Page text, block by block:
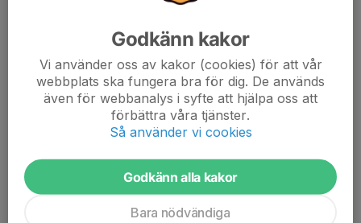
800 kr för F10-F12
1500 kr för F13-senior
Att betala: 600:-, 800:-, 1200:- eller 1900:-
"Maxtaxa träningsavgift" för familj 2500 kr (OBS!
Medlemsavgifter tillkommer).
Alla aktiva betalar alltså både medlems- och träningsavgift.
Faktura skickas efter att man skickat in sin anmälan och blivit
registrerad på Svenskalag. Bankgiro 284-5055
(medlemsavgift+träningsavgift)
Godkänn kakor
Vi använder oss av kakor (cookies) för att vår
webbplats ska fungera bra för dig. De används
även för webbanalys i syfte att hjälpa oss att
förbättra våra tjänster.
Så använder vi cookies
Godkänn alla kakor
Bara nödvändiga